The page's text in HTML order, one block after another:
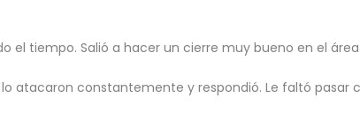
el tiempo. Salió a hacer un cierre muy bueno en el área.
atacaron constantemente y respondió. Le faltó pasar